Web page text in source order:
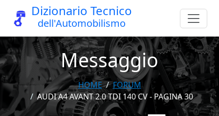
Dizionario Tecnico
dell'Automobilismo
Messaggio
HOME
FORUM
AUDI A4 AVANT 2.0 TDI 140 CV - PAGINA 30